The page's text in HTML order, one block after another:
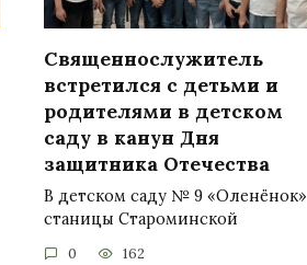
Священнослужитель
встретился с детьми и
родителями в детском
саду в канун Дня
защитника Отечества
В детском саду № 9 «Оленёнок»
станицы Староминской
0 162